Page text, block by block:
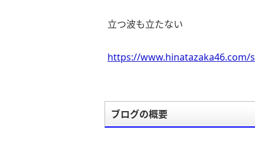
立つ波も立たない
https://www.hinatazaka46.com/
ブログの概要